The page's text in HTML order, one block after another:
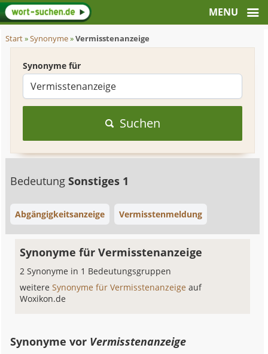
Start»Synonyme»Vermisstenanzeige
Synonyme für
Suchen
BedeutungSonstiges 1
Abgängigkeitsanzeige Vermisstenmeldung
Synonyme für Vermisstenanzeige
2 Synonyme in 1 Bedeutungsgruppen
weitereSynonyme für Vermisstenanzeigeauf
Woxikon.de
Synonyme vor Vermisstenanzeige